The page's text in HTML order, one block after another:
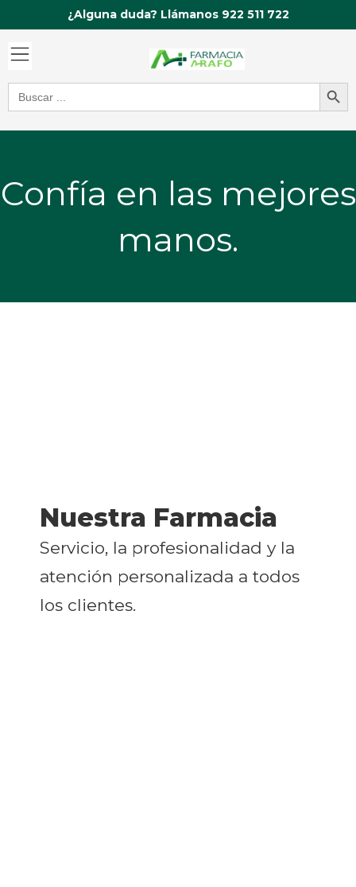
al
¿Alguna duda? Llámanos 922 511 722
Buscar: Botón de
Confía en las mejores
manos.
Nuestra Farmacia
Servicio, la profesionalidad y la
atención personalizada a todos
los clientes.